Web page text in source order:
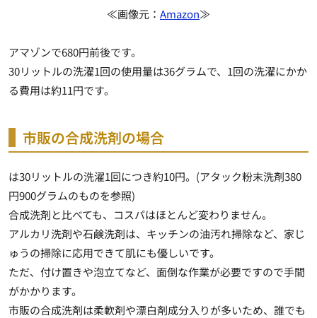
≪画像元： Amazon≫
アマゾンで680円前後です。
30リットルの洗濯1回の使用量は36グラムで、1回の洗濯にかか
る費用は約11円です。
市販の合成洗剤の場合
は30リットルの洗濯1回につき約10円。(アタック粉末洗剤380
円900グラムのものを参照)
合成洗剤と比べても、コスパはほとんど変わりません。
アルカリ洗剤や石鹸洗剤は、キッチンの油汚れ掃除など、家じ
ゅうの掃除に応用できて肌にも優しいです。
ただ、付け置きや泡立てなど、面倒な作業が必要ですので手間
がかかります。
市販の合成洗剤は柔軟剤や漂白剤成分入りが多いため、誰でも